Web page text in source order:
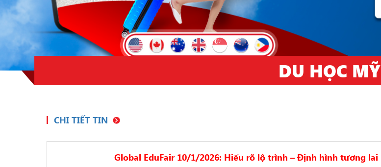
DU HỌC MỸ
CHI TIẾT TIN
Global EduFair 10/1/2026: Hiểu rõ lộ trình – Định hình tương lai